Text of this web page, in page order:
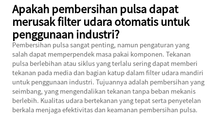
Apakah pembersihan pulsa dapat
merusak filter udara otomatis untuk
penggunaan industri?
Pembersihan pulsa sangat penting, namun pengaturan yang
salah dapat memperpendek masa pakai komponen. Tekanan
pulsa berlebihan atau siklus yang terlalu sering dapat memberi
tekanan pada media dan bagian katup dalam filter udara mandiri
untuk penggunaan industri. Tujuannya adalah pembersihan yang
seimbang, yang mengendalikan tekanan tanpa beban mekanis
berlebih. Kualitas udara bertekanan yang tepat serta penyetelan
berkala menjaga efektivitas dan keamanan pembersihan pulsa.